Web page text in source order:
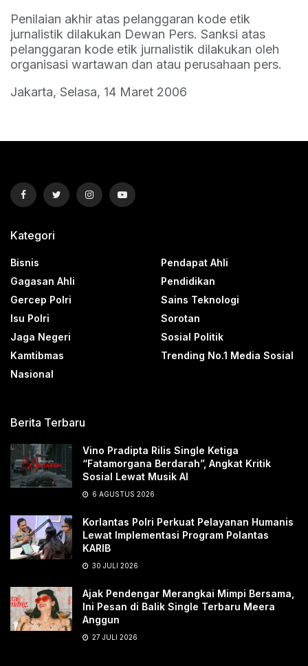
Penilaian akhir atas pelanggaran kode etik
jurnalistik dilakukan Dewan Pers. Sanksi atas
pelanggaran kode etik jurnalistik dilakukan oleh
organisasi wartawan dan atau perusahaan pers.
Jakarta, Selasa, 14 Maret 2006
Kategori
Bisnis
Gagasan Ahli
Gercep Polri
Isu Polri
Jaga Negeri
Kamtibmas
Nasional
Pendapat Ahli
Pendidikan
Sains Teknologi
Sorotan
Sosial Politik
Trending No.1 Media Sosial
Berita Terbaru
Vino Pradipta Rilis Single Ketiga
“Fatamorgana Berdarah”, Angkat Kritik
Sosial Lewat Musik AI
6 AGUSTUS 2026
Korlantas Polri Perkuat Pelayanan Humanis
Lewat Implementasi Program Polantas
KARIB
30 JULI 2026
Ajak Pendengar Merangkai Mimpi Bersama,
Ini Pesan di Balik Single Terbaru Meera
Anggun
27 JULI 2026